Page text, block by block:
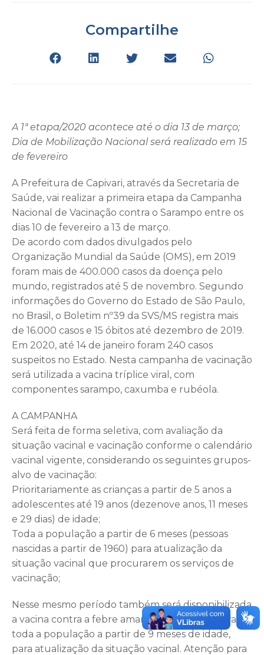
Compartilhe
A 1ª etapa/2020 acontece até o dia 13 de março;
Dia de Mobilização Nacional será realizado em 15
de fevereiro
A Prefeitura de Capivari, através da Secretaria de
Saúde, vai realizar a primeira etapa da Campanha
Nacional de Vacinação contra o Sarampo entre os
dias 10 de fevereiro a 13 de março.
De acordo com dados divulgados pelo
Organização Mundial da Saúde (OMS), em 2019
foram mais de 400.000 casos da doença pelo
mundo, registrados até 5 de novembro. Segundo
informações do Governo do Estado de São Paulo,
no Brasil, o Boletim nº39 da SVS/MS registra mais
de 16.000 casos e 15 óbitos até dezembro de 2019.
Em 2020, até 14 de janeiro foram 240 casos
suspeitos no Estado. Nesta campanha de vacinação
será utilizada a vacina tríplice viral, com
componentes sarampo, caxumba e rubéola.
A CAMPANHA
Será feita de forma seletiva, com avaliação da
situação vacinal e vacinação conforme o calendário
vacinal vigente, considerando os seguintes grupos-
alvo de vacinação:
Prioritariamente as crianças a partir de 5 anos a
adolescentes até 19 anos (dezenove anos, 11 meses
e 29 dias) de idade;
Toda a população a partir de 6 meses (pessoas
nascidas a partir de 1960) para atualização da
situação vacinal que procurarem os serviços de
vacinação;
Nesse mesmo período também será disponibilizada
a vacina contra a febre amarela (atenuada) para
toda a população a partir de 9 meses de idade,
para atualização da situação vacinal. Atenção para